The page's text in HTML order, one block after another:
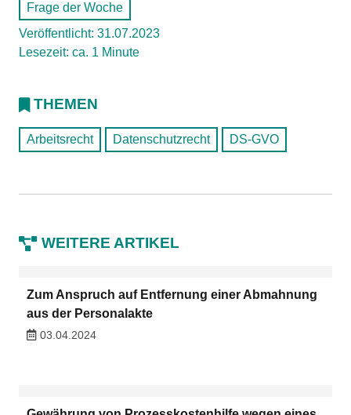
Frage der Woche
Veröffentlicht: 31.07.2023
Lesezeit: ca. 1 Minute
THEMEN
Arbeitsrecht Datenschutzrecht DS-GVO
WEITERE ARTIKEL
Zum Anspruch auf Entfernung einer Abmahnung
aus der Personalakte
03.04.2024